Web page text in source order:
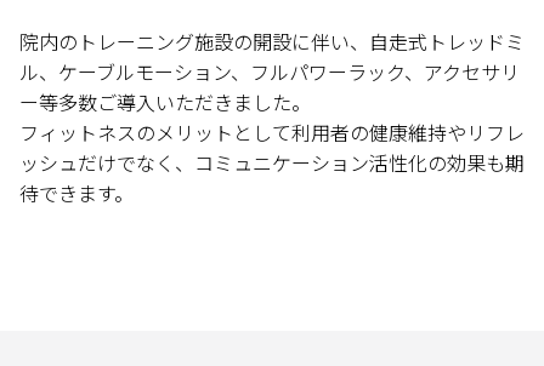
院内のトレーニング施設の開設に伴い、自走式トレッドミ
ル、ケーブルモーション、フルパワーラック、アクセサリ
ー等多数ご導入いただきました。
フィットネスのメリットとして利用者の健康維持やリフレ
ッシュだけでなく、コミュニケーション活性化の効果も期
待できます。